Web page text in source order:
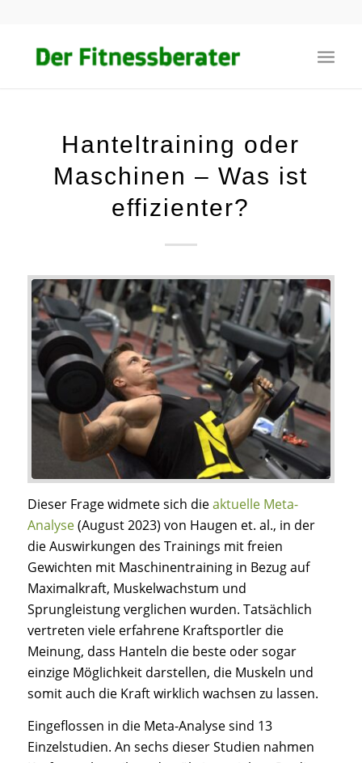
Hanteltraining oder
Maschinen – Was ist
effizienter?
Dieser Frage widmete sich dieaktuelle Meta-
Analyse(August 2023) von Haugen et. al., in der
die Auswirkungen des Trainings mit freien
Gewichten mit Maschinentraining in Bezug auf
Maximalkraft, Muskelwachstum und
Sprungleistung verglichen wurden. Tatsächlich
vertreten viele erfahrene Kraftsportler die
Meinung, dass Hanteln die beste oder sogar
einzige Möglichkeit darstellen, die Muskeln und
somit auch die Kraft wirklich wachsen zu lassen.
Eingeflossen in die Meta-Analyse sind 13
Einzelstudien. An sechs dieser Studien nahmen